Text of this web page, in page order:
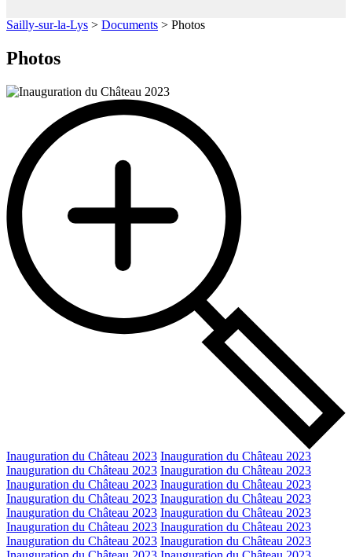
Sailly-sur-la-Lys > Documents > Photos
Photos
Inauguration du Château 2023 Inauguration du Château 2023
Inauguration du Château 2023 Inauguration du Château 2023
Inauguration du Château 2023 Inauguration du Château 2023
Inauguration du Château 2023 Inauguration du Château 2023
Inauguration du Château 2023 Inauguration du Château 2023
Inauguration du Château 2023 Inauguration du Château 2023
Inauguration du Château 2023 Inauguration du Château 2023